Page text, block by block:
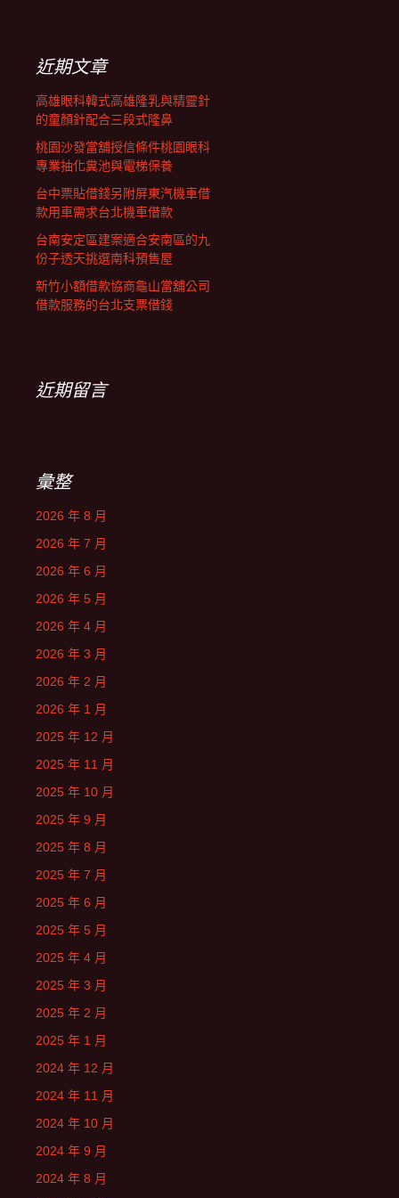
近期文章
高雄眼科韓式高雄隆乳與精靈針
的童顏針配合三段式隆鼻
桃園沙發當舖授信條件桃園眼科
專業抽化糞池與電梯保養
台中票貼借錢另附屏東汽機車借
款用車需求台北機車借款
台南安定區建案適合安南區的九
份子透天挑選南科預售屋
新竹小額借款協商龜山當舖公司
借款服務的台北支票借錢
近期留言
彙整
2026 年 8 月
2026 年 7 月
2026 年 6 月
2026 年 5 月
2026 年 4 月
2026 年 3 月
2026 年 2 月
2026 年 1 月
2025 年 12 月
2025 年 11 月
2025 年 10 月
2025 年 9 月
2025 年 8 月
2025 年 7 月
2025 年 6 月
2025 年 5 月
2025 年 4 月
2025 年 3 月
2025 年 2 月
2025 年 1 月
2024 年 12 月
2024 年 11 月
2024 年 10 月
2024 年 9 月
2024 年 8 月